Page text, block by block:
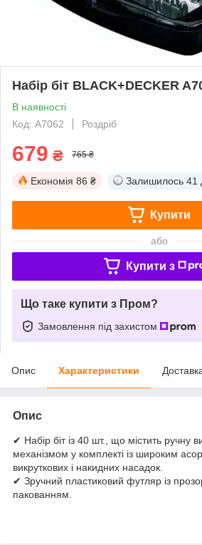
Набір біт BLACK+DECKER
В наявності
Код: A7062
Роздріб
679 ₴ 765 ₴
Економія 86 ₴ Залишилось 41
Купити
або
Купити з
Що таке купити з Пром?
Замовлення під захистом
Опис Характеристики
Опис
✔ Набір біт із 40 шт., що містить ручну
механізмом у комплекті із широким
викруткових і накидних насадок.
✔ Зручний пластиковий футляр із
пакованням.